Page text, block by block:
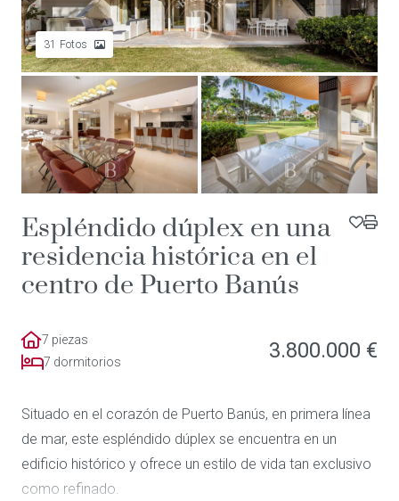
31 Fotos
Espléndido dúplex en una
residencia histórica en el
centro de Puerto Banús
7 piezas
7 dormitorios
3.800.000 €
Situado en el corazón de Puerto Banús, en primera línea
de mar, este espléndido dúplex se encuentra en un
edificio histórico y ofrece un estilo de vida tan exclusivo
como refinado.